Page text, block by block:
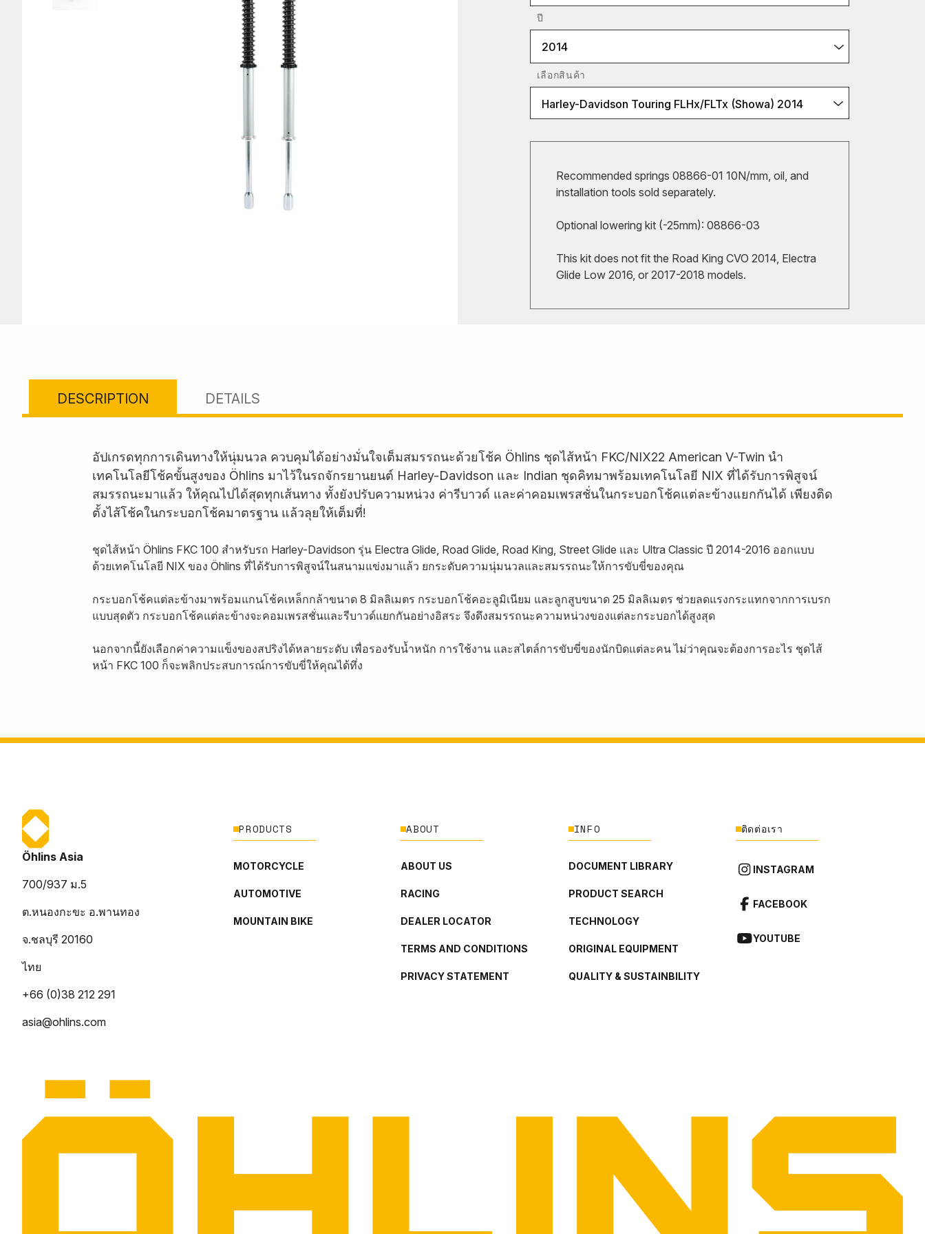
ปี
2014
เลือกสินค้า
Harley-Davidson Touring FLHx/FLTx (Showa) 2014
Recommended springs 08866-01 10N/mm, oil, and
installation tools sold separately.
Optional lowering kit (-25mm): 08866-03
This kit does not fit the Road King CVO 2014, Electra
Glide Low 2016, or 2017-2018 models.
DESCRIPTION DETAILS
อัปเกรดทุกการเดินทางให้นุ่มนวล ควบคุมได้อย่างมั่นใจเต็มสมรรถนะด้วยโช้ค Öhlins ชุดไส้หน้า FKC/NIX22 American V-Twin นำ
เทคโนโลยีโช้คขั้นสูงของ Öhlins มาไว้ในรถจักรยานยนต์ Harley-Davidson และ Indian ชุดคิทมาพร้อมเทคโนโลยี NIX ที่ได้รับการพิสูจน์
สมรรถนะมาแล้ว ให้คุณไปได้สุดทุกเส้นทาง ทั้งยังปรับความหน่วง ค่ารีบาวด์ และค่าคอมเพรสชั่นในกระบอกโช้คแต่ละข้างแยกกันได้ เพียงติด
ตั้งไส้โช้คในกระบอกโช้คมาตรฐาน แล้วลุยให้เต็มที่!
ชุดไส้หน้า Öhlins FKC 100 สำหรับรถ Harley-Davidson รุ่น Electra Glide, Road Glide, Road King, Street Glide และ Ultra Classic ปี 2014-2016 ออกแบบ
ด้วยเทคโนโลยี NIX ของ Öhlins ที่ได้รับการพิสูจน์ในสนามแข่งมาแล้ว ยกระดับความนุ่มนวลและสมรรถนะให้การขับขี่ของคุณ
กระบอกโช้คแต่ละข้างมาพร้อมแกนโช้คเหล็กกล้าขนาด 8 มิลลิเมตร กระบอกโช้คอะลูมิเนียม และลูกสูบขนาด 25 มิลลิเมตร ช่วยลดแรงกระแทกจากการเบรก
แบบสุดตัว กระบอกโช้คแต่ละข้างจะคอมเพรสชั่นและรีบาวด์แยกกันอย่างอิสระ จึงดึงสมรรถนะความหน่วงของแต่ละกระบอกได้สูงสุด
นอกจากนี้ยังเลือกค่าความแข็งของสปริงได้หลายระดับ เพื่อรองรับน้ำหนัก การใช้งาน และสไตล์การขับขี่ของนักบิดแต่ละคน ไม่ว่าคุณจะต้องการอะไร ชุดไส้
หน้า FKC 100 ก็จะพลิกประสบการณ์การขับขี่ให้คุณได้ทึ่ง
Öhlins Asia
700/937 ม.5
ต.หนองกะขะ อ.พานทอง
จ.ชลบุรี 20160
ไทย
+66 (0)38 212 291
asia@ohlins.com
PRODUCTS
MOTORCYCLE
AUTOMOTIVE
MOUNTAIN BIKE
ABOUT
ABOUT US
RACING
DEALER LOCATOR
TERMS AND CONDITIONS
PRIVACY STATEMENT
INFO
DOCUMENT LIBRARY
PRODUCT SEARCH
TECHNOLOGY
ORIGINAL EQUIPMENT
QUALITY & SUSTAINBILITY
ติดต่อเรา
INSTAGRAM
FACEBOOK
YOUTUBE